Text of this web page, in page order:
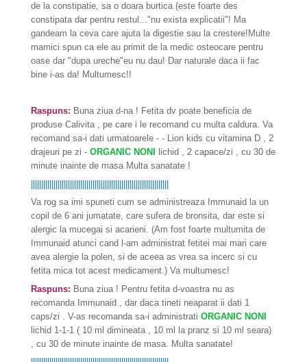
de la constipatie, sa o doara burtica (este foarte des
constipata dar pentru restul..."nu exista explicatii"! Ma
gandeam la ceva care ajuta la digestie sau la crestere!Multe
mamici spun ca ele au primit de la medic osteocare pentru
oase dar "dupa ureche"eu nu dau! Dar naturale daca ii fac
bine i-as da! Multumesc!!
Raspuns: Buna ziua d-na ! Fetita dv poate beneficia de
produse Calivita , pe care i le recomand cu multa caldura. Va
recomand sa-i dati urmatoarele - - Lion kids cu vitamina D , 2
drajeuri pe zi - ORGANIC NONI
lichid , 2 capace/zi , cu 30 de
minute inainte de masa Multa sanatate !
|||||||||||||||||||||||||||||||||||||||||||||||||||||||||||||||||||
Va rog sa imi spuneti cum se administreaza Immunaid la un
copil de 6 ani jumatate, care sufera de bronsita, dar este si
alergic la mucegai si acarieni. (Am fost foarte multumita de
Immunaid atunci cand l-am administrat fetitei mai mari care
avea alergie la polen, si de aceea as vrea sa incerc si cu
fetita mica tot acest medicament.) Va multumesc!
Raspuns: Buna ziua ! Pentru fetita d-voastra nu as
recomanda Immunaid , dar daca tineti neaparat ii dati 1
caps/zi . V-as recomanda sa-i administrati ORGANIC NONI
lichid 1-1-1 ( 10 ml dimineata , 10 ml la pranz si 10 ml seara)
, cu 30 de minute inainte de masa. Multa sanatate!